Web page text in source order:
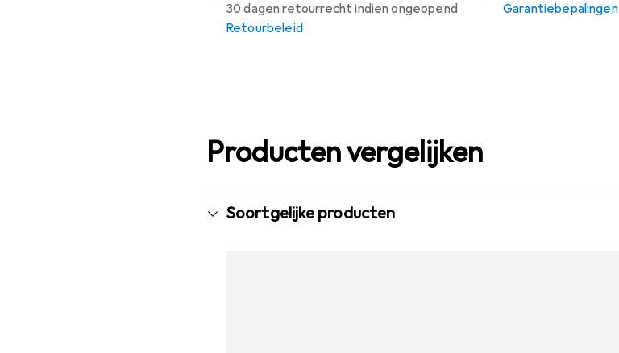
30 dagen retourrecht indien ongeopend
Retourbeleid
Garantiebepalingen
Producten vergelijken
Soortgelijke producten